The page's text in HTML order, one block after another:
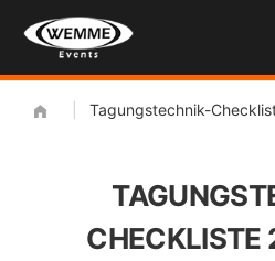
Inhalt
Tagungstechnik-Checkliste 2026 – die
CHECKLISTE